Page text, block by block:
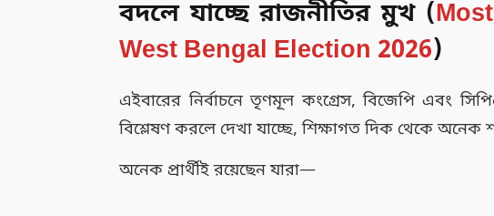
বদলে যাচ্ছে রাজনীতির মুখ (
West Bengal Election 2026)
এইবারের নির্বাচনে তৃণমূল কংগ্রেস, বিজেপি এবং
বিশ্লেষণ করলে দেখা যাচ্ছে, শিক্ষাগত দিক থেকে অনেক
অনেক প্রার্থীই রয়েছেন যারা—